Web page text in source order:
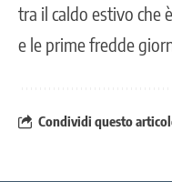
tra il caldo estivo che
e le prime fredde
Condividi questo